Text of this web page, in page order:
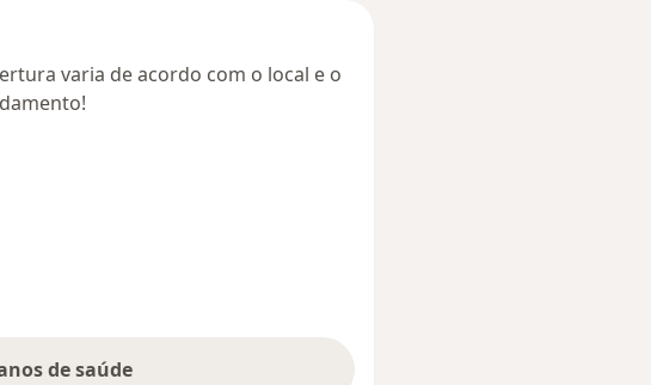
varia de acordo com o local e o
de saúde